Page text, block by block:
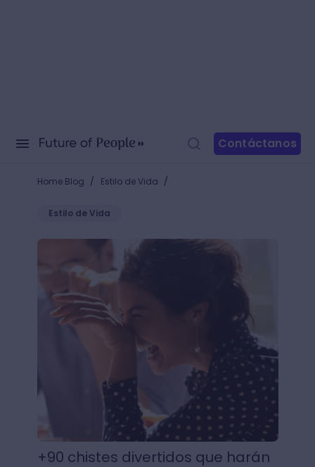
Contáctanos
Home Blog / Estilo de Vida /
Estilo de Vida
+90 chistes divertidos que harán reír a todos tus
+90 chistes divertidos que harán